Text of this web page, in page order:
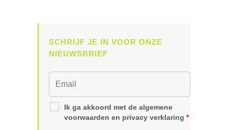
SCHRIJF JE IN VOOR ONZE
NIEUWSBRIEF
Ik ga akkoord met de algemene
voorwaarden en privacy verklaring *